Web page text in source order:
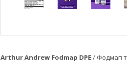
Arthur Andrew Fodmap DPE/ Фодмап